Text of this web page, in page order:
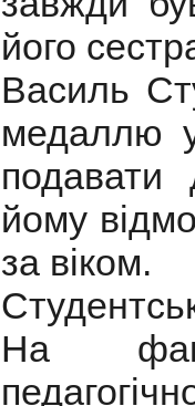
його
Василь
медаллю
подавати
йому
за віком.
На